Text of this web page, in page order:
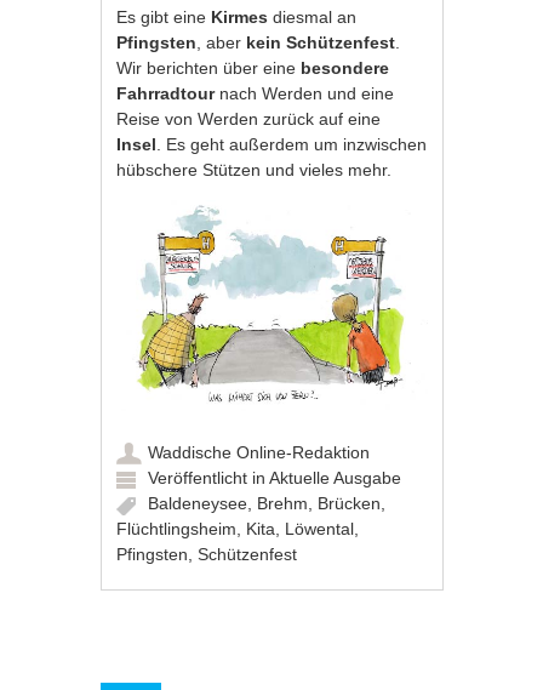
Es gibt eine Kirmes diesmal an
Pfingsten , aber kein Schützenfest
Wir berichten über eine besondere
Fahrradtournach Werden und eine
Reise von Werden zurück auf eine
Insel . Es geht außerdem um inzwischen
hübschere Stützen und vieles mehr.
Waddische Online-Redaktion
Veröffentlicht inAktuelle Ausgabe
Baldeneysee Brehm Brücken
Flüchtlingsheim
Kita Löwental
Pfingsten ,Schützenfest